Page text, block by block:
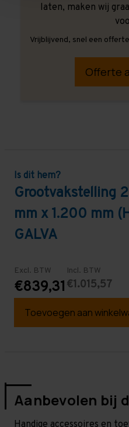
laten, maken wij
Vrijblijvend, snel een
Offerte
Is dit hem?
Grootvakstelling
mm x 1.200 mm
GALVA
Excl. BTW
€839,31
Incl. BTW
€1.015,57
Toevoegen aan
Aanbevolen bij
Handige accessoires en